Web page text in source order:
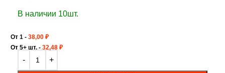
В наличии 10шт.
От 1 - 38,00 ₽
От 5+ шт. - 32,48 ₽